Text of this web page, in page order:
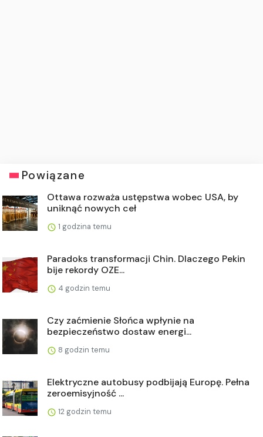
Powiązane
Ottawa rozważa ustępstwa wobec USA, by
uniknąć nowych ceł
1 godzina temu
Paradoks transformacji Chin. Dlaczego Pekin
bije rekordy OZE...
4 godzin temu
Czy zaćmienie Słońca wpłynie na
bezpieczeństwo dostaw energi...
8 godzin temu
Elektryczne autobusy podbijają Europę. Pełna
zeroemisyjność ...
12 godzin temu